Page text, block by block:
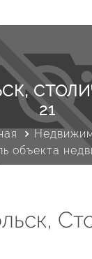
21
объекта